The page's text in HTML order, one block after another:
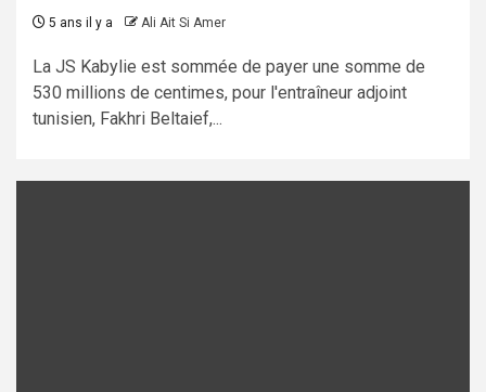
5 ans il y a Ali Ait Si Amer
La JS Kabylie est sommée de payer une somme de
530 millions de centimes, pour l'entraîneur adjoint
tunisien, Fakhri Beltaief,...